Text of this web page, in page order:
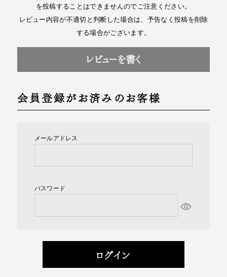
を投稿することはできませんのでご注意ください。
レビュー内容が不適切と判断した場合は、予告なく投稿を削除
する場合がございます。
レビューを書く
会員登録がお済みのお客様
メールアドレス
パスワード
ログイン